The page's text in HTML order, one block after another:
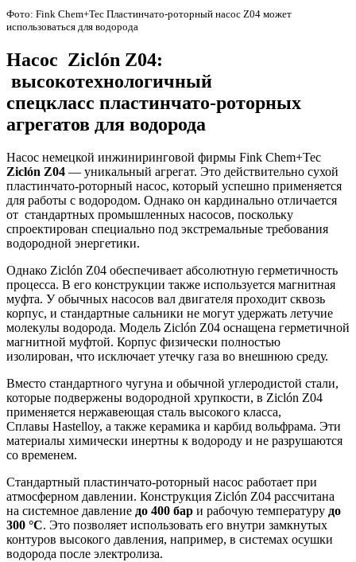
Фото: Fink Chem+Tec Пластинчато-роторный насос Z04 может
использоваться для водорода
Насос Ziclón Z04:
высокотехнологичный
спецкласс пластинчато-роторных
агрегатов для водорода
Насос немецкой инжиниринговой фирмы Fink Chem+Tec
Ziclón Z04 — уникальный агрегат. Это действительно сухой
пластинчато-роторный насос, который успешно применяется
для работы с водородом. Однако он кардинально отличается
от стандартных промышленных насосов, поскольку
спроектирован специально под экстремальные требования
водородной энергетики.
Однако Ziclón Z04 обеспечивает абсолютную герметичность
процесса. В его конструкции также используется магнитная
муфта. У обычных насосов вал двигателя проходит сквозь
корпус, и стандартные сальники не могут удержать летучие
молекулы водорода. Модель Ziclón Z04 оснащена герметичной
магнитной муфтой. Корпус физически полностью
изолирован, что исключает утечку газа во внешнюю среду.
Вместо стандартного чугуна и обычной углеродистой стали,
которые подвержены водородной хрупкости, в Ziclón Z04
применяется нержавеющая сталь высокого класса,
Сплавы Hastelloy, а также керамика и карбид вольфрама. Эти
материалы химически инертны к водороду и не разрушаются
со временем.
Стандартный пластинчато-роторный насос работает при
атмосферном давлении. Конструкция Ziclón Z04 рассчитана
на системное давление до 400 бар и рабочую температуру до
300 °C. Это позволяет использовать его внутри замкнутых
контуров высокого давления, например, в системах осушки
водорода после электролиза.